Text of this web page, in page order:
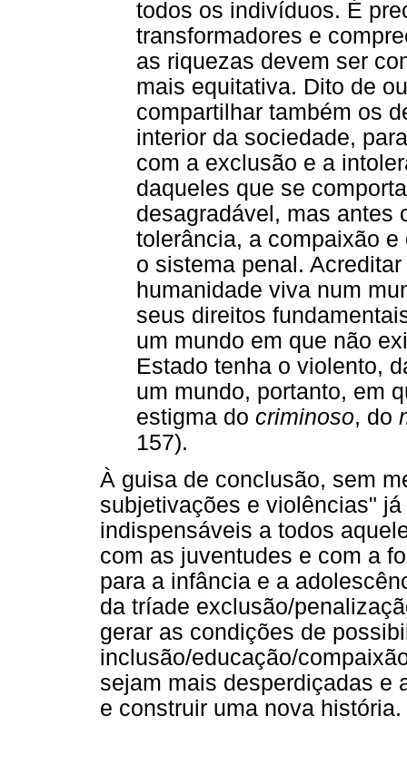
todos os indivíduos. É
transformadores e
as riquezas devem ser
mais equitativa. Dito de
compartilhar também os
interior da sociedade,
com a exclusão e a
daqueles que se
desagradável, mas antes
tolerância, a compaixão
o sistema penal.
humanidade viva num
seus direitos
um mundo em que não
Estado tenha o violento,
um mundo, portanto, em
estigma do criminoso, do
157).
À guisa de conclusão, sem
subjetivações e violências"
indispensáveis a todos
com as juventudes e com a
para a infância e a
da tríade exclusão/
gerar as condições de
inclusão/educação/
sejam mais desperdiçadas e
e construir uma nova história.